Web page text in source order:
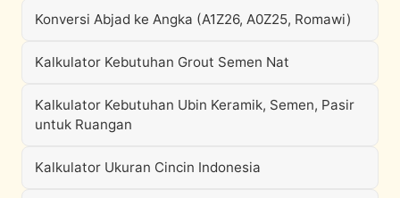
Konversi Abjad ke Angka (A1Z26, A0Z25, Romawi)
Kalkulator Kebutuhan Grout Semen Nat
Kalkulator Kebutuhan Ubin Keramik, Semen, Pasir
untuk Ruangan
Kalkulator Ukuran Cincin Indonesia